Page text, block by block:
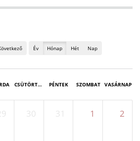
Év Hónap Hét Nap
CSÜTÖRTÖK PÉNTEK SZOMBAT VASÁRNAP
30 31 1 2